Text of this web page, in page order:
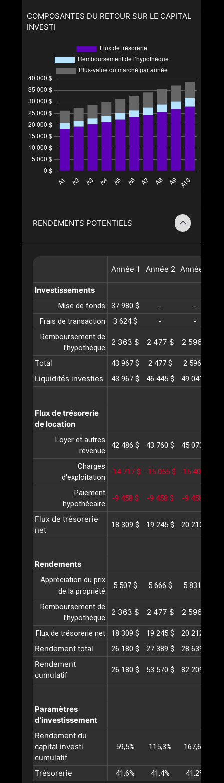
COMPOSANTES DU RETOUR SUR LE CAPITAL
INVESTI
RENDEMENTS POTENTIELS
Année 1 Année 2 Année
Investissements
Mise de fonds 37 980 $ -
-
Frais de transaction
3 624 $ -
-
Remboursement de
l’hypothèque
2 363 $ 2 477 $ 2 596 $
Total 43 967 $ 2 477 $ 2 596 $
Liquidités investies 43 967 $ 46 445 $ 49 041 $
Flux de trésorerie
de location
Loyer et autres
revenue
42 486 $ 43 760 $ 45 073 $
Charges
d'exploitation
-14 717 $ -15 055 $ -15 402 $
Paiement
hypothécaire
-9 458 $ -9 458 $ -9 458 $
Flux de trésorerie
net
18 309 $ 19 245 $ 20 212 $
Rendements
Appréciation du prix
de la propriété
5 507 $ 5 666 $ 5 831 $
Remboursement de
l’hypothèque
2 363 $ 2 477 $ 2 596 $
Flux de trésorerie net 18 309 $ 19 245 $ 20 212 $
Rendement total 26 180 $ 27 389 $ 28 639 $
Rendement
cumulatif
26 180 $ 53 570 $ 82 209 $
Paramètres
d’investissement
Rendement du
capital investi
cumulatif
59,5% 115,3% 167,6%
Trésorerie 41,6% 41,4% 41,2%